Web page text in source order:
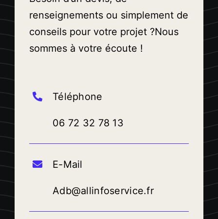
renseignements ou simplement de
conseils pour votre projet ?Nous
sommes à votre écoute !
Téléphone
06 72 32 78 13
E-Mail
Adb@allinfoservice.fr